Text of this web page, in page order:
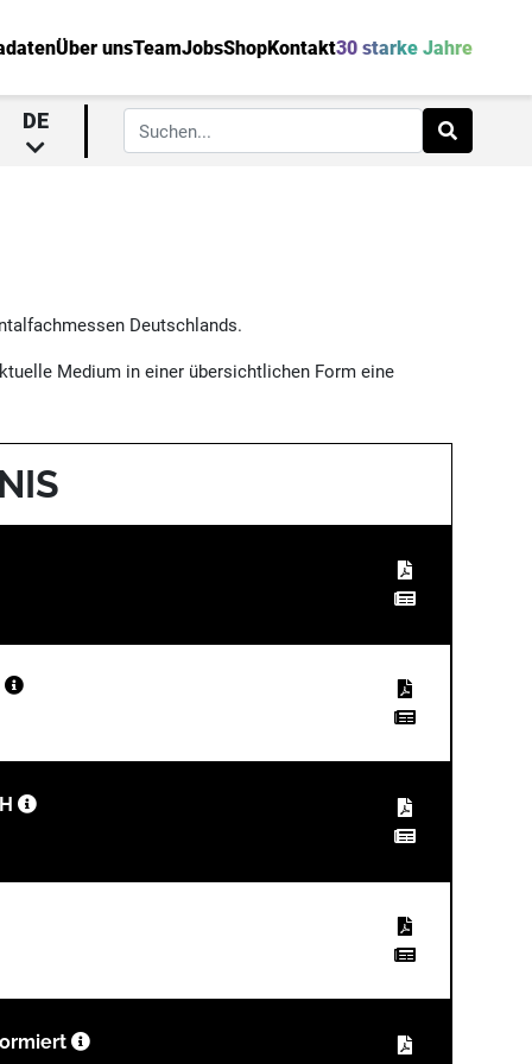
Über unsTeamJobsShopKontakt30 starke Jahre
DE
Deutschlands.
Medium in einer übersichtlichen Form eine